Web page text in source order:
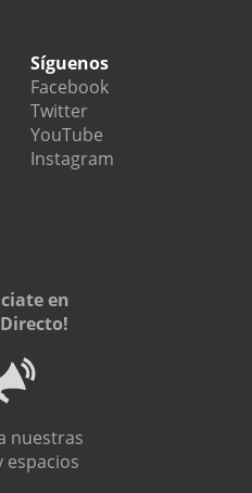
Síguenos
Facebook
Twitter
YouTube
Instagram
en
nuestras
espacios